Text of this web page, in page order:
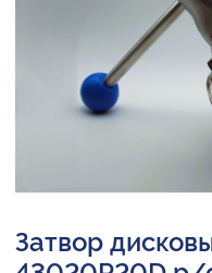
Затвор